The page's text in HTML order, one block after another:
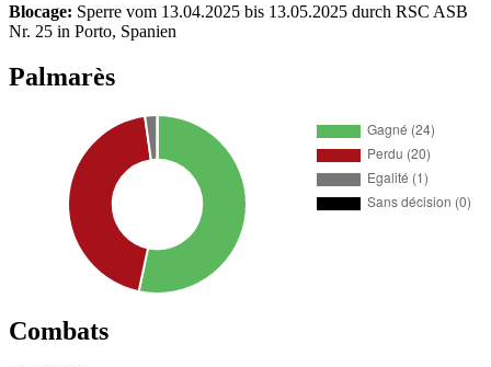
Blocage: Sperre vom 13.04.2025 bis 13.05.2025 durch RSC ASB
Nr. 25 in Porto, Spanien
Palmarès
Combats